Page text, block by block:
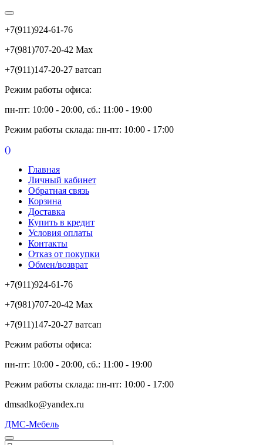
+7(911)924-61-76
+7(981)707-20-42 Max
+7(911)147-20-27 ватсап
Режим работы офиса:
пн-пт: 10:00 - 20:00, сб.: 11:00 - 19:00
Режим работы склада: пн-пт: 10:00 - 17:00
()
Главная
Личный кабинет
Обратная связь
Корзина
Доставка
Купить в кредит
Условия оплаты
Контакты
Отказ от покупки
Обмен/возврат
+7(911)924-61-76
+7(981)707-20-42 Max
+7(911)147-20-27 ватсап
Режим работы офиса:
пн-пт: 10:00 - 20:00, сб.: 11:00 - 19:00
Режим работы склада: пн-пт: 10:00 - 17:00
dmsadko@yandex.ru
ДМС-Мебель